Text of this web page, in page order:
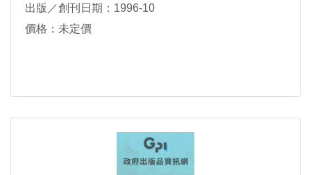
出版／創刊日期：1996-10
價格：未定價